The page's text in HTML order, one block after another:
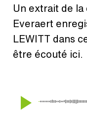
Un extrait de
Everaert
LEWITT dans
être écouté ici.